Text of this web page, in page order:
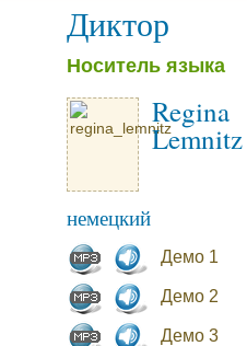
Диктор
Носитель языка
Regina
Lemnitz
немецкий
Демо 1
Демо 2
Демо 3